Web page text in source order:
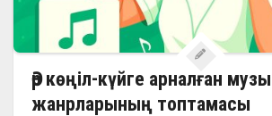
Әр көңіл-күйге арналған
жанрларының топтамасы